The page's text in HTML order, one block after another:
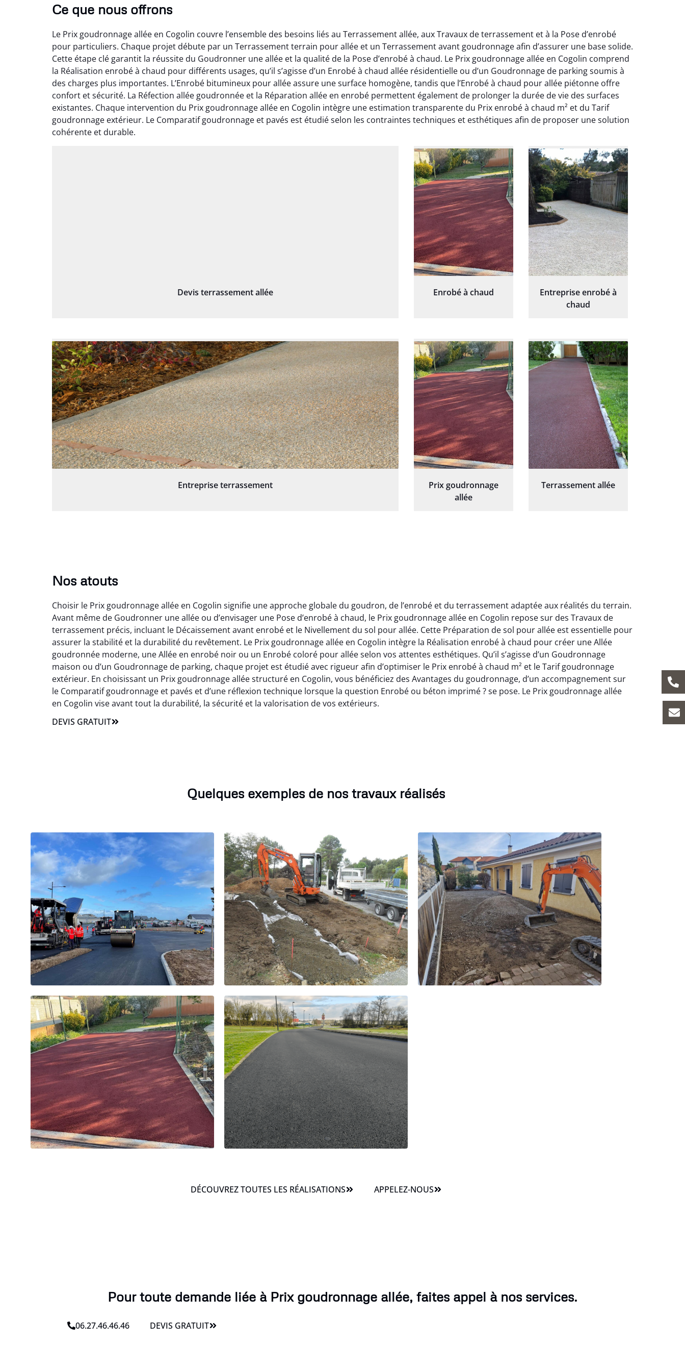
Ce que nous offrons
Le Prix goudronnage allée en Cogolin couvre l’ensemble des besoins liés au Terrassement allée, aux Travaux de terrassement et à la Pose d’enrobé
pour particuliers. Chaque projet débute par un Terrassement terrain pour allée et un Terrassement avant goudronnage afin d’assurer une base solide.
Cette étape clé garantit la réussite du Goudronner une allée et la qualité de la Pose d’enrobé à chaud. Le Prix goudronnage allée en Cogolin comprend
la Réalisation enrobé à chaud pour différents usages, qu’il s’agisse d’un Enrobé à chaud allée résidentielle ou d’un Goudronnage de parking soumis à
des charges plus importantes. L’Enrobé bitumineux pour allée assure une surface homogène, tandis que l’Enrobé à chaud pour allée piétonne offre
confort et sécurité. La Réfection allée goudronnée et la Réparation allée en enrobé permettent également de prolonger la durée de vie des surfaces
existantes. Chaque intervention du Prix goudronnage allée en Cogolin intègre une estimation transparente du Prix enrobé à chaud m² et du Tarif
goudronnage extérieur. Le Comparatif goudronnage et pavés est étudié selon les contraintes techniques et esthétiques afin de proposer une solution
cohérente et durable.
Devis terrassement allée Enrobé à chaud
Entreprise enrobé à
chaud
Entreprise terrassement
Prix goudronnage
allée
Terrassement allée
Nos atouts
Choisir le Prix goudronnage allée en Cogolin signifie une approche globale du goudron, de l’enrobé et du terrassement adaptée aux réalités du terrain.
Avant même de Goudronner une allée ou d’envisager une Pose d’enrobé à chaud, le Prix goudronnage allée en Cogolin repose sur des Travaux de
terrassement précis, incluant le Décaissement avant enrobé et le Nivellement du sol pour allée. Cette Préparation de sol pour allée est essentielle pour
assurer la stabilité et la durabilité du revêtement. Le Prix goudronnage allée en Cogolin intègre la Réalisation enrobé à chaud pour créer une Allée
goudronnée moderne, une Allée en enrobé noir ou un Enrobé coloré pour allée selon vos attentes esthétiques. Qu’il s’agisse d’un Goudronnage
maison ou d’un Goudronnage de parking, chaque projet est étudié avec rigueur afin d’optimiser le Prix enrobé à chaud m² et le Tarif goudronnage
extérieur. En choisissant un Prix goudronnage allée structuré en Cogolin, vous bénéficiez des Avantages du goudronnage, d’un accompagnement sur
le Comparatif goudronnage et pavés et d’une réflexion technique lorsque la question Enrobé ou béton imprimé ? se pose. Le Prix goudronnage allée
en Cogolin vise avant tout la durabilité, la sécurité et la valorisation de vos extérieurs.
DEVIS GRATUIT
Quelques exemples de nos travaux réalisés
DÉCOUVREZ TOUTES LES RÉALISATIONS APPELEZ-NOUS
Pour toute demande liée à Prix goudronnage allée, faites appel à nos services.
06.27.46.46.46 DEVIS GRATUIT